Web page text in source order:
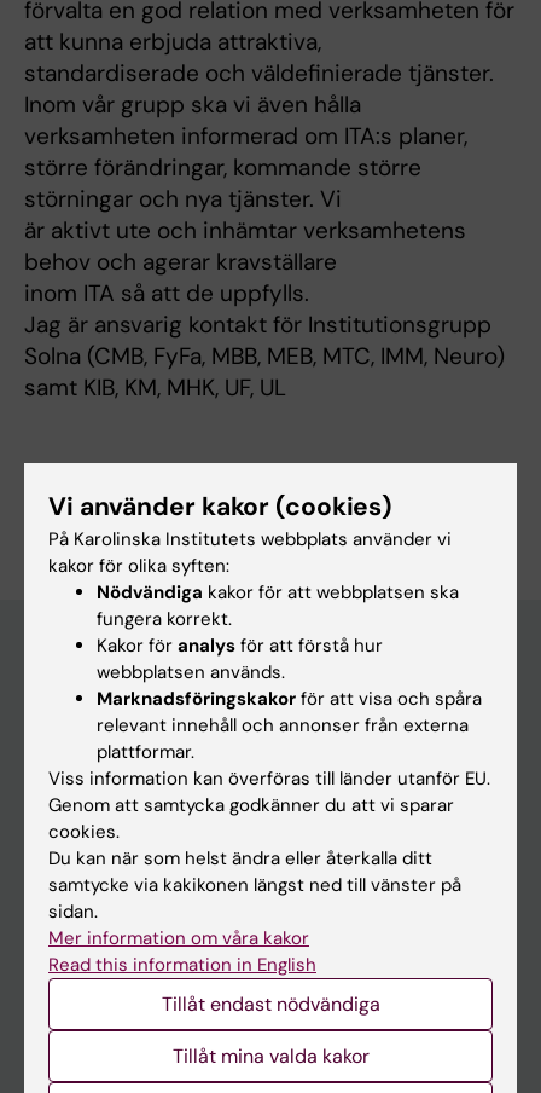
förvalta en god relation med verksamheten för
att kunna erbjuda attraktiva,
standardiserade och väldefinierade tjänster.
Inom vår grupp ska vi även hålla
verksamheten informerad om ITA:s planer,
större förändringar, kommande större
störningar och nya tjänster. Vi
är aktivt ute och inhämtar verksamhetens
behov och agerar kravställare
inom ITA så att de uppfylls.
Jag är ansvarig kontakt för Institutionsgrupp
Solna (CMB, FyFa, MBB, MEB, MTC, IMM, Neuro)
samt KIB, KM, MHK, UF, UL
Är du Ulf Lignelid?
Redigera din profil
Huvudmeny
Utbildning
Forskarutbildning
Forskning
Om KI
På gång
Nyheter
Student
Vi använder kakor (cookies)
På Karolinska Institutets webbplats använder vi
kakor för olika syften:
Nödvändiga kakor för att webbplatsen ska
fungera korrekt.
Kakor för analys för att förstå hur
webbplatsen används.
Marknadsföringskakor för att visa och spåra
relevant innehåll och annonser från externa
plattformar.
Viss information kan överföras till länder utanför EU.
Genom att samtycka godkänner du att vi sparar
cookies.
Du kan när som helst ändra eller återkalla ditt
samtycke via kakikonen längst ned till vänster på
sidan.
Mer information om våra kakor
Read this information in English
Tillåt endast nödvändiga
Tillåt mina valda kakor